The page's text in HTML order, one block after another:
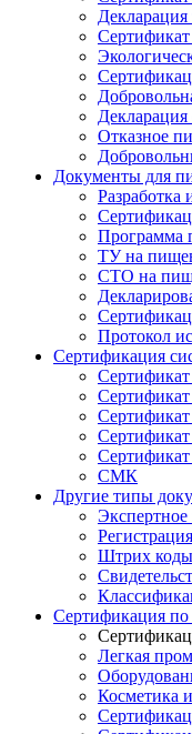
Отказное
Документы для
Программа
ТУ на
СТО на
Протокол
Сертификация
СМК
Другие типы
Экспертное
Штрих коды
Сертификация по
Легкая
Косметика